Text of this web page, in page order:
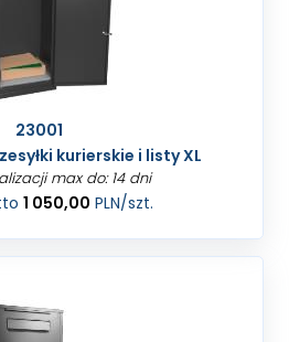
23001
kurierskie i listy XL
max do: 14 dni
1 050,00 PLN/szt.